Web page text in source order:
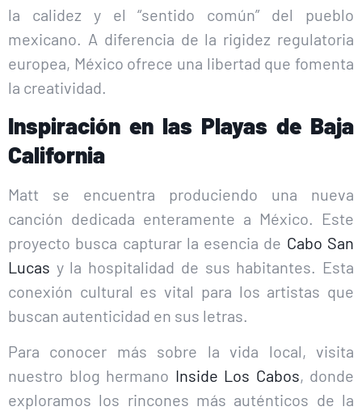
la calidez y el “sentido común” del pueblo
mexicano. A diferencia de la rigidez regulatoria
europea, México ofrece una libertad que fomenta
la creatividad.
Inspiración en las Playas de Baja
California
Matt se encuentra produciendo una nueva
canción dedicada enteramente a México. Este
proyecto busca capturar la esencia de Cabo San
Lucas y la hospitalidad de sus habitantes. Esta
conexión cultural es vital para los artistas que
buscan autenticidad en sus letras.
Para conocer más sobre la vida local, visita
nuestro blog hermano Inside Los Cabos, donde
exploramos los rincones más auténticos de la